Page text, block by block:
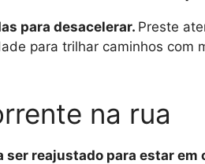
para desacelerar. Preste
para trilhar caminhos
na rua
reajustado para estar em